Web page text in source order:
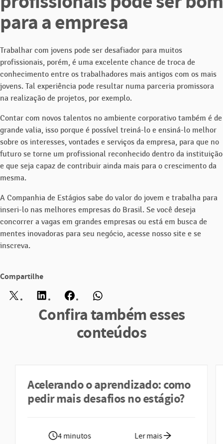
para a empresa
Trabalhar com jovens pode ser desafiador para muitos
profissionais, porém, é uma excelente chance de troca de
conhecimento entre os trabalhadores mais antigos com os mais
jovens. Tal experiência pode resultar numa parceria promissora
na realização de projetos, por exemplo.
Contar com novos talentos no ambiente corporativo também é de
grande valia, isso porque é possível treiná-lo e ensiná-lo melhor
sobre os interesses, vontades e serviços da empresa, para que no
futuro se torne um profissional reconhecido dentro da instituição
e que seja capaz de contribuir ainda mais para o crescimento da
mesma.
A Companhia de Estágios sabe do valor do jovem e trabalha para
inseri-lo nas melhores empresas do Brasil. Se você deseja
concorrer a vagas em grandes empresas ou está em busca de
mentes inovadoras para seu negócio, acesse nosso site e se
inscreva.
Compartilhe
Twitter LinkedInFacebookWhatsApp
Confira também esses
conteúdos
Acelerando o aprendizado: como
pedir mais desafios no estágio?
4 minutos Ler mais